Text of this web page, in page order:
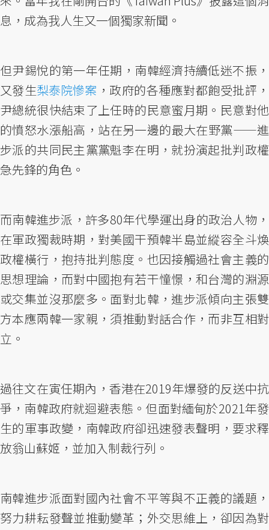
息，成為我人生又一個獨家新聞。
但尹錫悅的第一年任期，南韓經濟持續低迷不振，
又發生梨泰院慘案 ，政府的各種應對都飽受批評，
尹總統很快結束了上任時的民意蜜月期。民意對他
的憤怒水漲船高，站在另一邊的最大在野黨——進
步派的共同民主黨黨魁李在明，就扮演起批判政權
急先鋒的角色。
而南韓進步派，許多80年代學運出身的政治人物，
在軍政獨裁時期，對美國干預韓半島並縱容全斗煥
政權橫行，抱持批判態度。也因接觸過社會主義的
思想理論，而對中國抱有若干憧憬，和台灣的淵源
或交集並沒那麼多。面對北韓，進步派傾向主張雙
方本應兩韓一家親，須推動對話合作，而非互相對
立。
過往文在寅任期內，香港在2019年爆發的反送中抗
爭，南韓政府就迴避表態。但面對緬甸於2021年發
生的軍事政變，南韓政府卻迅速發表聲明，要求釋
放翁山蘇姬，並加入制裁行列。
南韓進步派面對國內社會不平等與不正義的議題，
努力耕耘發聲並推動變革；外交思維上，卻因為對